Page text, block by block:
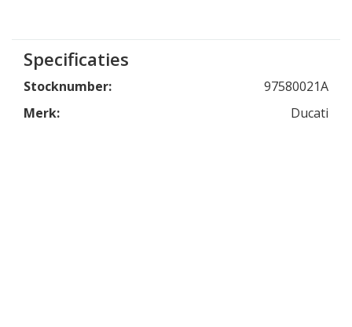
Specificaties
Stocknumber:
97580021A
Merk:
Ducati